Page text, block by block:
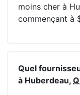
moins cher à
commençant à
Quel
à Huberdeau,